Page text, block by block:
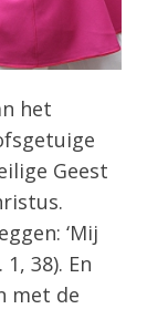
het
Geest
‘Mij
38). En
met de